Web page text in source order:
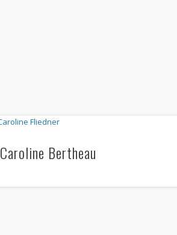
Caroline Bertheau